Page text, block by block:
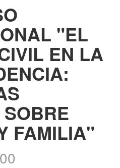
"EL
EN LA
FAMILIA"